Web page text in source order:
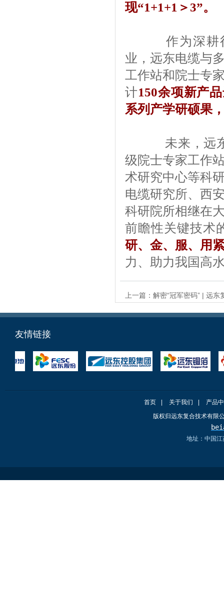
现“1+1+1＞3”。
作为深耕行
业，远东电缆与
工作站和院士专
计150余项新产
系列产学研硕果
未来，远东
级院士专家工作
术研究中心等科
电缆研究所、西
科研院所相继在
前瞻性关键技术
研、金、服、用
力、助力我国高
上一篇： 解密“冠军密码” | 远东
友情链接
首页 关于我们
产品
版权归远东复合技术有限
地址：中国江